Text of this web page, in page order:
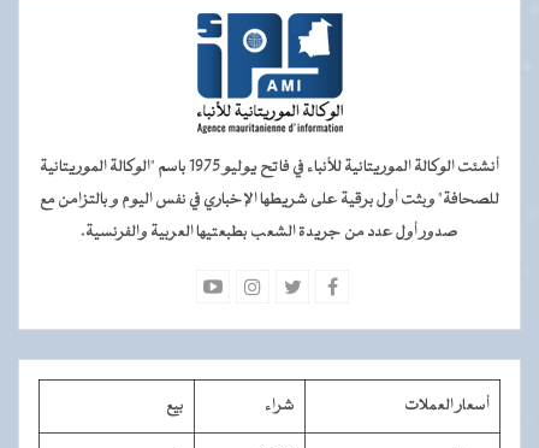
أنشئت الوكالة الموريتانية للأنباء في فاتح يوليو 1975 باسم "الوكالة الموريتانية
للصحافة" وبثت أول برقية على شريطها الإخباري في نفس اليوم و بالتزامن مع
صدور أول عدد من جريدة الشعب بطبعتيها العربية والفرنسية.
أسعار العملات شراء بيع